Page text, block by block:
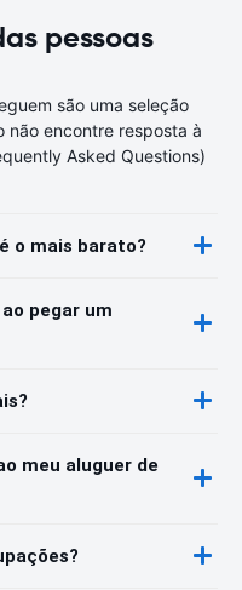
pessoas
são uma seleção
não encontre resposta à
Asked Questions)
o mais barato?
pegar um
meu aluguer de